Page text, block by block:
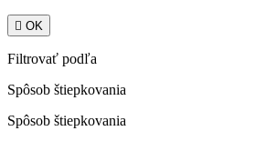
 OK
Filtrovať podľa
Spôsob štiepkovania
Spôsob štiepkovania